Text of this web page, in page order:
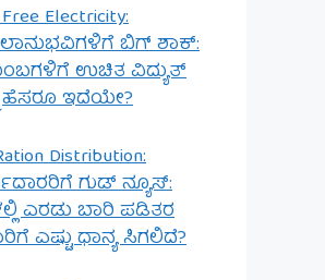
Electricity:
ಬಿಗ್ ಶಾಕ್:
ಉಚಿತ ವಿದ್ಯುತ್
ಇದೆಯೇ?
Distribution:
ಗುಡ್ ನ್ಯೂಸ್:
ಎರಡು ಬಾರಿ ಪಡಿತರ
ಎಷ್ಟು ಧಾನ್ಯ ಸಿಗಲಿದೆ?